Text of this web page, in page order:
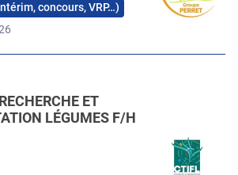
concours, VRP…)
ET
LÉGUMES F/H